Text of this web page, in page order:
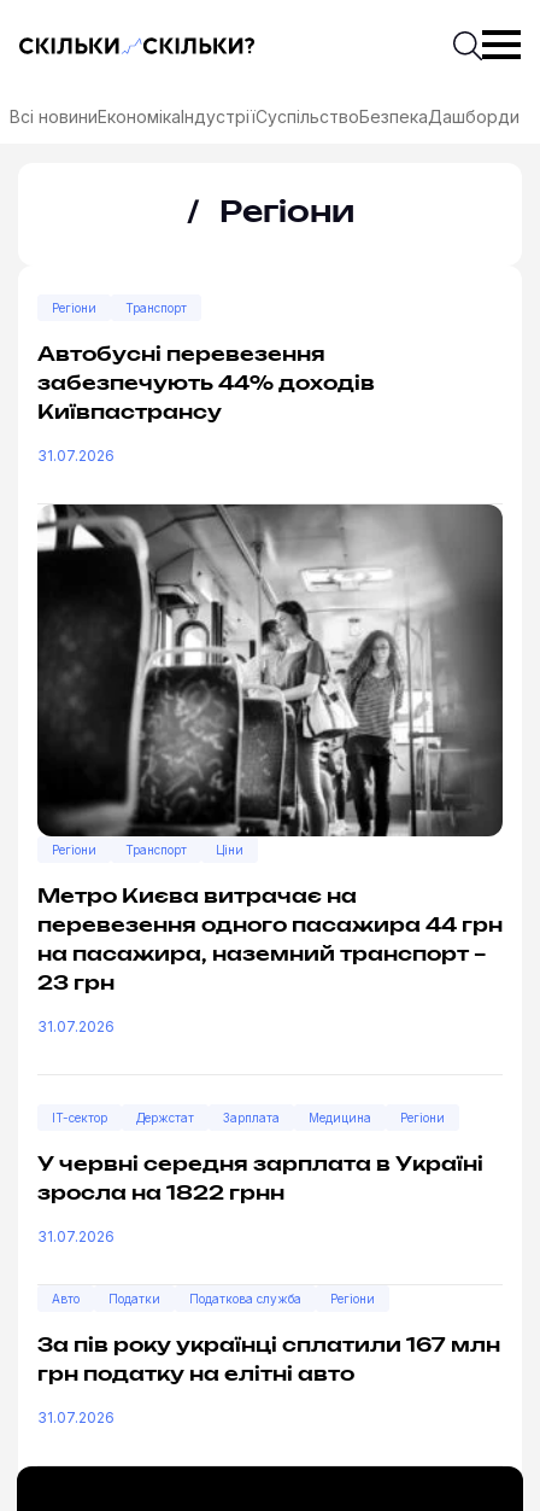
Скільки-скільки? — Медіа про суспільні даніПочати
Всі новиниЕкономікаІндустріїСуспільствоБезпекаДашборди
Регіони
Регіони Транспорт
Автобусні перевезення
забезпечують 44% доходів
Київпастрансу
31.07.2026
Регіони Транспорт Ціни
Метро Києва витрачає на
перевезення одного пасажира 44 грн
на пасажира, наземний транспорт –
23 грн
31.07.2026
IT-сектор Держстат Зарплата Медицина Регіони
У червні середня зарплата в Україні
зросла на 1822 грнн
31.07.2026
Авто Податки Податкова служба Регіони
За пів року українці сплатили 167 млн
грн податку на елітні авто
31.07.2026